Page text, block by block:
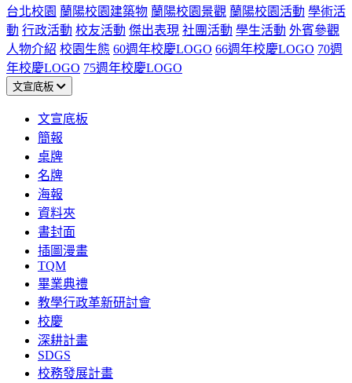
台北校園 蘭陽校園建築物 蘭陽校園景觀 蘭陽校園活動 學術活
動 行政活動 校友活動 傑出表現 社團活動 學生活動 外賓參觀
人物介紹 校園生態 60週年校慶LOGO 66週年校慶LOGO 70週
年校慶LOGO 75週年校慶LOGO
文宣底板
文宣底板
簡報
桌牌
名牌
海報
資料夾
書封面
插圖漫畫
TQM
畢業典禮
教學行政革新研討會
校慶
深耕計畫
SDGS
校務發展計畫